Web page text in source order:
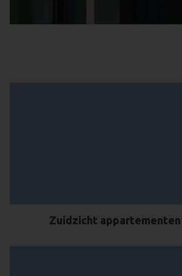
Zuidzicht appartementen